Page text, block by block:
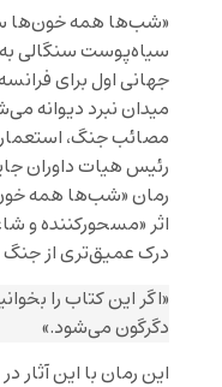
«شب‌ها همه خون‌ها
سیاه‌پوست سنگالی به
جهانی اول برای
میدان نبرد دیوانه
مصائب جنگ،
رمان «شب‌ها همه
اثر «مسحورکننده و
درک عمیق‌تری از
«اگر این کتاب را
دگرگون می‌شود.»
این رمان با این آثار